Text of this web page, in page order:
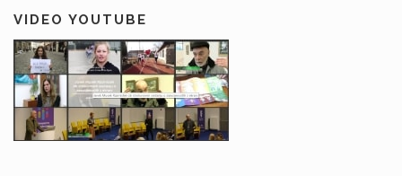
VIDEO YOUTUBE